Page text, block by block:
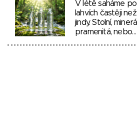
V létě saháme po
lahvích častěji než
jindy. Stolní,
pramenitá, nebo…